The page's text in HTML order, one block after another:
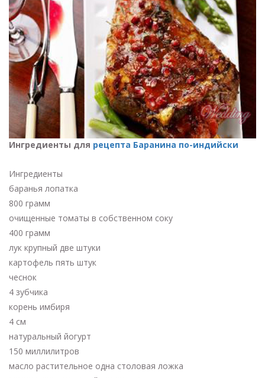
Ингредиенты для рецепта Баранина по-индийски
Ингредиенты
баранья лопатка
800 грамм
очищенные томаты в собственном соку
400 грамм
лук крупный две штуки
картофель пять штук
чеснок
4 зубчика
корень имбиря
4 см
натуральный йогурт
150 миллилитров
масло растительное одна столовая ложка